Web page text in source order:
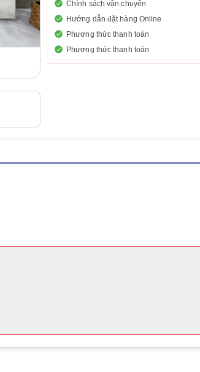
Chính sách vận chuyển
Hướng dẫn đặt hàng Online
Phương thức thanh toán
Phương thức thanh toán